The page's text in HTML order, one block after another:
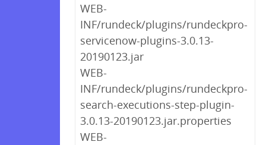
WEB-
INF/rundeck/plugins/rundeckpro-
servicenow-plugins-3.0.13-
20190123.jar
WEB-
INF/rundeck/plugins/rundeckpro-
search-executions-step-plugin-
3.0.13-20190123.jar.properties
WEB-